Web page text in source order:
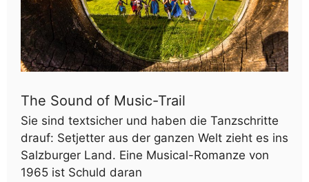
The Sound of Music-Trail
Sie sind textsicher und haben die Tanzschritte
drauf: Setjetter aus der ganzen Welt zieht es ins
Salzburger Land. Eine Musical-Romanze von
1965 ist Schuld daran